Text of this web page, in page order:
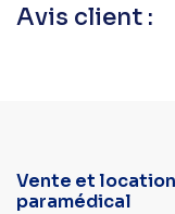
Avis client :
Vente et
paramédical